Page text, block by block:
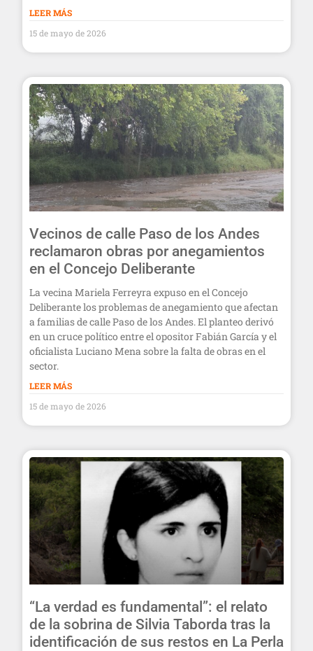
LEER MÁS
15 de mayo de 2026
Vecinos de calle Paso de los Andes
reclamaron obras por anegamientos
en el Concejo Deliberante
La vecina Mariela Ferreyra expuso en el Concejo
Deliberante los problemas de anegamiento que afectan
a familias de calle Paso de los Andes. El planteo derivó
en un cruce político entre el opositor Fabián García y el
oficialista Luciano Mena sobre la falta de obras en el
sector.
LEER MÁS
15 de mayo de 2026
“La verdad es fundamental”: el relato
de la sobrina de Silvia Taborda tras la
identificación de sus restos en La Perla